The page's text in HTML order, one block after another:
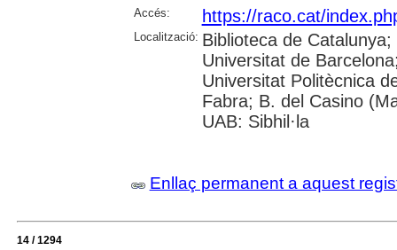
Accés: https://raco.cat/
Localització: Biblioteca de
Universitat de
Universitat Politècnica
Fabra; B. del Casino
UAB: Sibhil·la
Enllaç permanent a aquest
14 / 1294